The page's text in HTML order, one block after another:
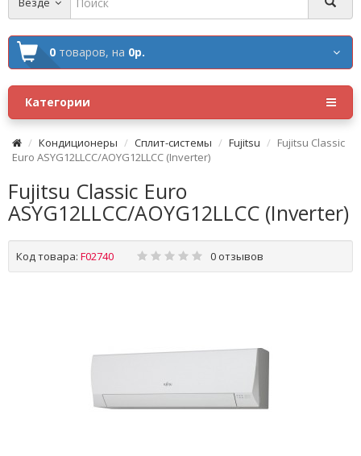
0 товаров, на 0р.
Категории
Кондиционеры Сплит-системы Fujitsu
Fujitsu Classic
Euro ASYG12LLCC/AOYG12LLCC (Inverter)
Fujitsu Classic Euro
ASYG12LLCC/AOYG12LLCC (Inverter)
Код товара: F02740 0 отзывов